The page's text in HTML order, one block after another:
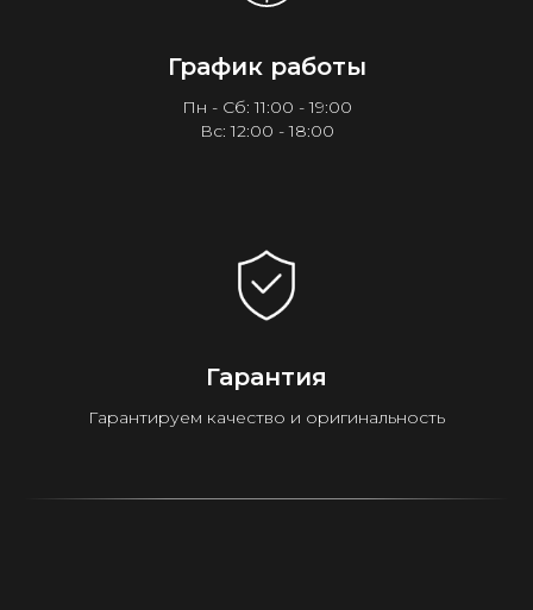
График работы
Пн - Сб: 11:00 - 19:00
Вс: 12:00 - 18:00
Гарантия
Гарантируем качество и оригинальность